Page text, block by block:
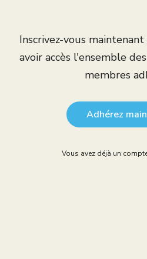
Inscrivez-vous
avoir accès l'ensemble
membres
Adhérez
Vous avez déjà un